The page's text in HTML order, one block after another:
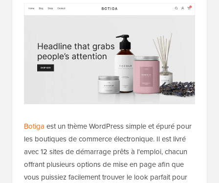
Botiga est un thème WordPress simple et épuré pour
les boutiques de commerce électronique. Il est livré
avec 12 sites de démarrage prêts à l'emploi, chacun
offrant plusieurs options de mise en page afin que
vous puissiez facilement trouver le look parfait pour